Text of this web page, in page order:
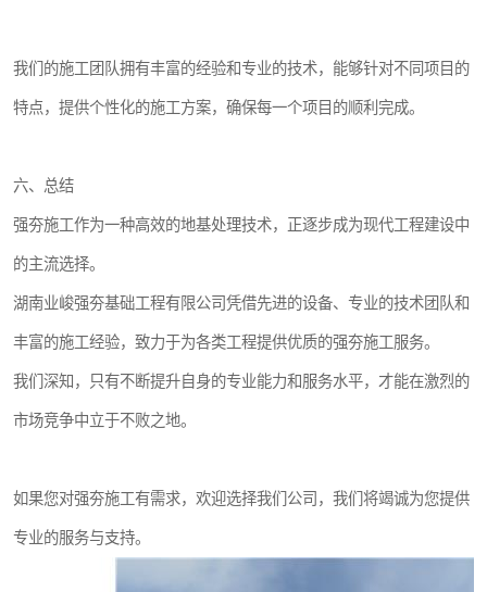
我们的施工团队拥有丰富的经验和专业的技术，能够针对不同项目的
特点，提供个性化的施工方案，确保每一个项目的顺利完成。
六、总结
强夯施工作为一种高效的地基处理技术，正逐步成为现代工程建设中
的主流选择。
湖南业峻强夯基础工程有限公司凭借先进的设备、专业的技术团队和
丰富的施工经验，致力于为各类工程提供优质的强夯施工服务。
我们深知，只有不断提升自身的专业能力和服务水平，才能在激烈的
市场竞争中立于不败之地。
如果您对强夯施工有需求，欢迎选择我们公司，我们将竭诚为您提供
专业的服务与支持。